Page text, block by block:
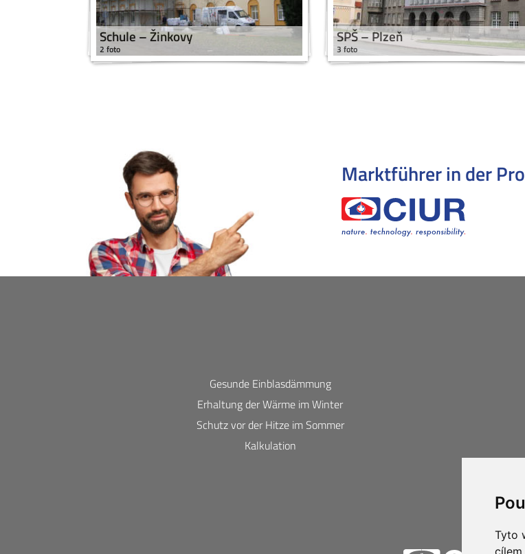
Tyto
Schule – Žinkovy
2 foto
SPŠ – Plzeň
3 foto
Marktführer in der
Gesunde Einblasdämmung
Erhaltung der Wärme im Winter
Schutz vor der Hitze im Sommer
Kalkulation